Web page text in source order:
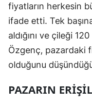
fiyatların herkesin
ifade etti. Tek
aldığını ve çileği
Özgenç, pazardaki
olduğunu
PAZARIN